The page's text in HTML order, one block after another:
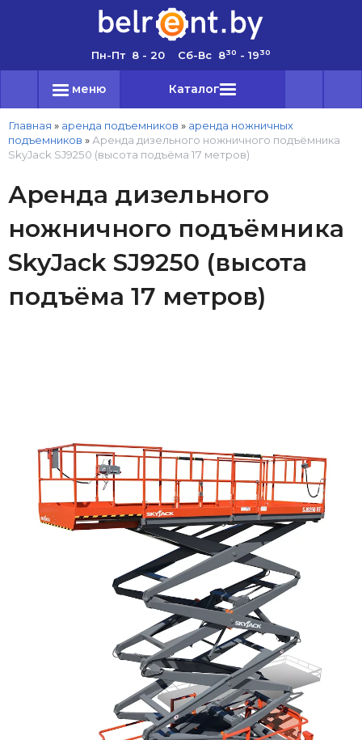
Пн-Пт 8 - 20 Сб-Вс 830 - 1930
меню Каталог
Главная » аренда подъемников » аренда ножничных
подъемников » Аренда дизельного ножничного подъёмника
SkyJack SJ9250 (высота подъёма 17 метров)
Аренда дизельного
ножничного подъёмника
SkyJack SJ9250 (высота
подъёма 17 метров)